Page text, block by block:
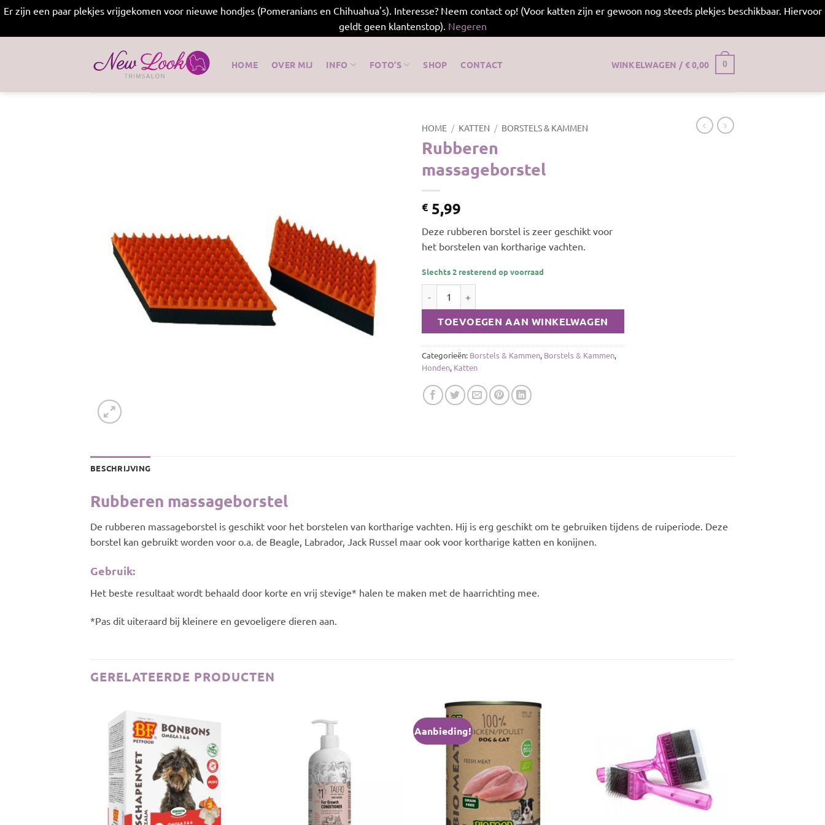
Er zijn een paar plekjes vrijgekomen voor nieuwe hondjes (Pomeranians en Chihuahua's). Interesse? Neem contact op! (Voor katten zijn er gewoon nog steeds plekjes beschikbaar. Hiervoor
geldt geen klantenstop). Negeren
HOME OVER MIJ INFO FOTO’S SHOP CONTACT WINKELWAGEN /€0,00 0
HOME / KATTEN / BORSTELS & KAMMEN
Rubberen
massageborstel
€ 5,99
Deze rubberen borstel is zeer geschikt voor
het borstelen van kortharige vachten.
Slechts 2 resterend op voorraad
TOEVOEGEN AAN WINKELWAGEN
Categorieën: Borstels & Kammen, Borstels & Kammen,
Honden, Katten
BESCHRIJVING
Rubberen massageborstel
De rubberen massageborstel is geschikt voor het borstelen van kortharige vachten. Hij is erg geschikt om te gebruiken tijdens de ruiperiode. Deze
borstel kan gebruikt worden voor o.a. de Beagle, Labrador, Jack Russel maar ook voor kortharige katten en konijnen.
Gebruik:
Het beste resultaat wordt behaald door korte en vrij stevige* halen te maken met de haarrichting mee.
*Pas dit uiteraard bij kleinere en gevoeligere dieren aan.
GERELATEERDE PRODUCTEN
Aanbieding!